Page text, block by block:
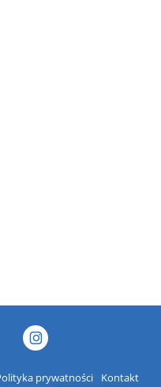
prywatności Kontakt